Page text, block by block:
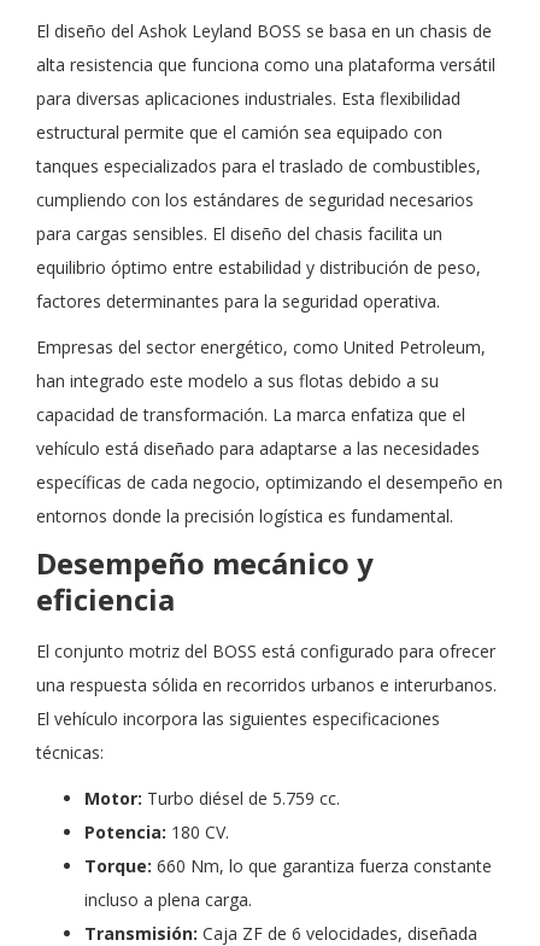
El diseño del Ashok Leyland BOSS se basa en un chasis de
alta resistencia que funciona como una plataforma versátil
para diversas aplicaciones industriales. Esta flexibilidad
estructural permite que el camión sea equipado con
tanques especializados para el traslado de combustibles,
cumpliendo con los estándares de seguridad necesarios
para cargas sensibles. El diseño del chasis facilita un
equilibrio óptimo entre estabilidad y distribución de peso,
factores determinantes para la seguridad operativa.
Empresas del sector energético, como United Petroleum,
han integrado este modelo a sus flotas debido a su
capacidad de transformación. La marca enfatiza que el
vehículo está diseñado para adaptarse a las necesidades
específicas de cada negocio, optimizando el desempeño en
entornos donde la precisión logística es fundamental.
Desempeño mecánico y
eficiencia
El conjunto motriz del BOSS está configurado para ofrecer
una respuesta sólida en recorridos urbanos e interurbanos.
El vehículo incorpora las siguientes especificaciones
técnicas:
Motor: Turbo diésel de 5.759 cc.
Potencia: 180 CV.
Torque: 660 Nm, lo que garantiza fuerza constante
incluso a plena carga.
Transmisión: Caja ZF de 6 velocidades, diseñada